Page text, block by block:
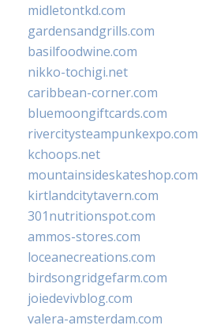
midletontkd.com
gardensandgrills.com
basilfoodwine.com
nikko-tochigi.net
caribbean-corner.com
bluemoongiftcards.com
rivercitysteampunkexpo.com
kchoops.net
mountainsideskateshop.com
kirtlandcitytavern.com
301nutritionspot.com
ammos-stores.com
loceanecreations.com
birdsongridgefarm.com
joiedevivblog.com
valera-amsterdam.com